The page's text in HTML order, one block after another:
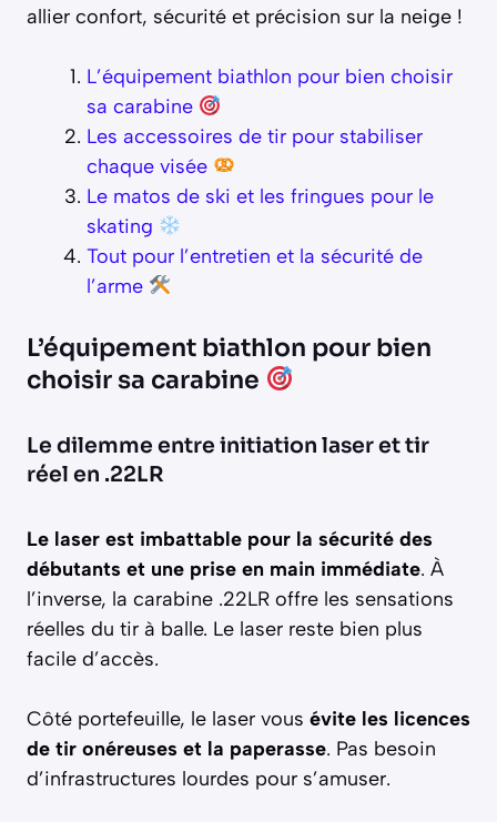
allier confort, sécurité et précision sur la neige !
L’équipement biathlon pour bien choisir
sa carabine
Les accessoires de tir pour stabiliser
chaque visée
Le matos de ski et les fringues pour le
skating
Tout pour l’entretien et la sécurité de
l’arme
L’équipement biathlon pour bien
choisir sa carabine
Le dilemme entre initiation laser et tir
réel en .22LR
Le laser est imbattable pour la sécurité des
débutants et une prise en main immédiate. À
l’inverse, la carabine .22LR offre les sensations
réelles du tir à balle. Le laser reste bien plus
facile d’accès.
Côté portefeuille, le laser vous évite les licences
de tir onéreuses et la paperasse. Pas besoin
d’infrastructures lourdes pour s’amuser.